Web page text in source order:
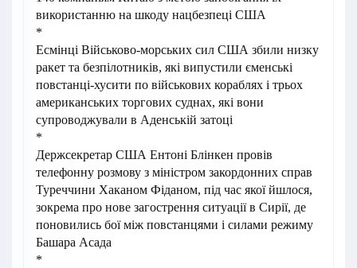
використанню на шкоду нацбезпеці США
*
Есмінці Військово-морських сил США збили низку
ракет та безпілотників, які випустили єменські
повстанці-хусити по військових кораблях і трьох
американських торгових суднах, які вони
супроводжували в Аденській затоці
*
Держсекретар США Ентоні Блінкен провів
телефонну розмову з міністром закордонних справ
Туреччини Хаканом Фіданом, під час якої йшлося,
зокрема про нове загострення ситуації в Сирії, де
поновились бої між повстанцями і силами режиму
Башара Асада
*